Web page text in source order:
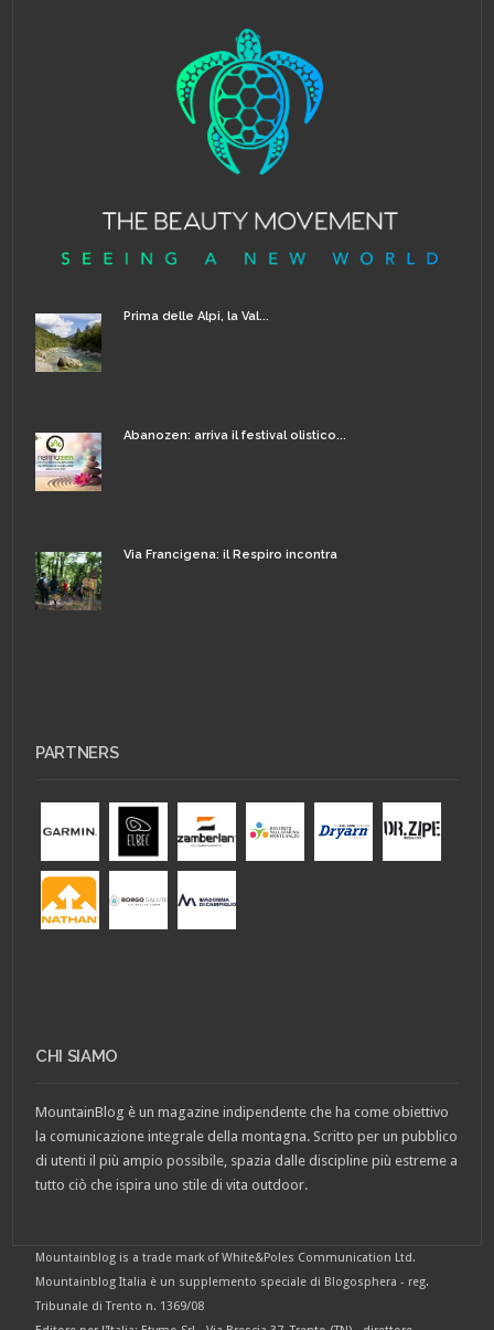
Prima delle Alpi, la Val...
Abanozen: arriva il festival olistico...
Via Francigena: il Respiro incontra
PARTNERS
CHI SIAMO
MountainBlog è un magazine indipendente che ha come obiettivo
la comunicazione integrale della montagna. Scritto per un pubblico
di utenti il più ampio possibile, spazia dalle discipline più estreme a
tutto ciò che ispira uno stile di vita outdoor.
Mountainblog is a trade mark of White&Poles Communication Ltd.
Mountainblog Italia è un supplemento speciale di Blogosphera - reg.
Tribunale di Trento n. 1369/08